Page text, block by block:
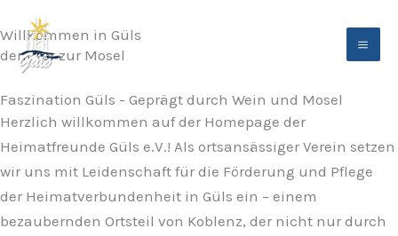
Inhalt
springen
Willkommen in Güls
dem Tor zur Mosel
Faszination Güls - Geprägt durch Wein und Mosel
Herzlich willkommen auf der Homepage der
Heimatfreunde Güls e.V.! Als ortsansässiger Verein setzen
wir uns mit Leidenschaft für die Förderung und Pflege
der Heimatverbundenheit in Güls ein – einem
bezaubernden Ortsteil von Koblenz, der nicht nur durch